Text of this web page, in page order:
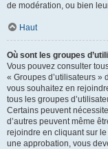
de modération, ou bien
Haut
Où sont les groupes
Vous pouvez consulter
« Groupes d’utilisateurs »
vous souhaitez en
tous les groupes
Certains peuvent
d’autres peuvent même
rejoindre en cliquant sur
une approbation, vous